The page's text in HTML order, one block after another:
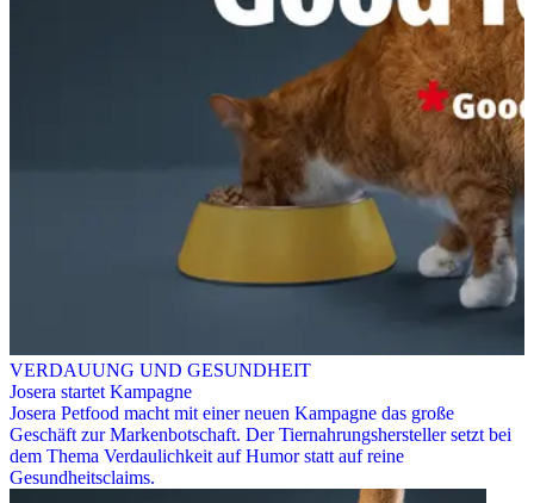
VERDAUUNG UND GESUNDHEIT
Josera startet Kampagne
Josera Petfood macht mit einer neuen Kampagne das große
Geschäft zur Markenbotschaft. Der Tiernahrungshersteller setzt bei
dem Thema Verdaulichkeit auf Humor statt auf reine
Gesundheitsclaims.